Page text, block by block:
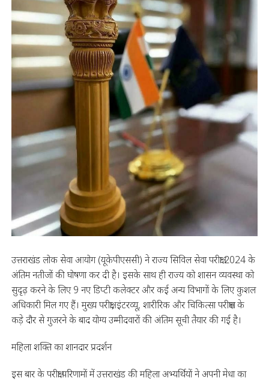
उत्तराखंड लोक सेवा आयोग (यूकेपीएससी) ने राज्य सिविल सेवा परीक्षा 2024 के
अंतिम नतीजों की घोषणा कर दी है। इसके साथ ही राज्य को शासन व्यवस्था को
सुदृढ़ करने के लिए 9 नए डिप्टी कलेक्टर और कई अन्य विभागों के लिए कुशल
अधिकारी मिल गए हैं। मुख्य परीक्षा, इंटरव्यू, शारीरिक और चिकित्सा परीक्षण के
कड़े दौर से गुजरने के बाद योग्य उम्मीदवारों की अंतिम सूची तैयार की गई है।
महिला शक्ति का शानदार प्रदर्शन
इस बार के परीक्षा परिणामों में उत्तराखंड की महिला अभ्यर्थियों ने अपनी मेधा का